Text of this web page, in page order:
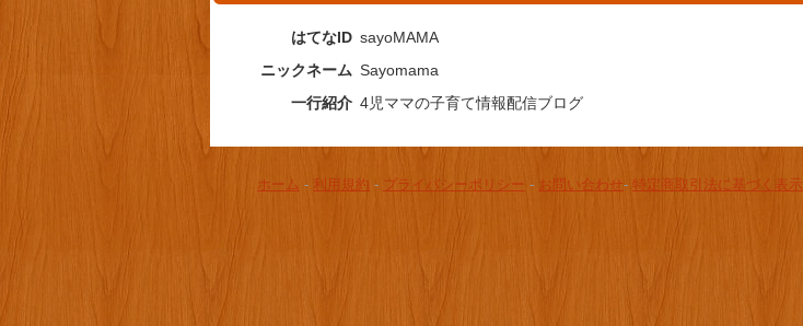
はてなID sayoMAMA
ニックネーム Sayomama
一行紹介 4児ママの子育て情報配信ブログ
ホーム - 利用規約 - プライバシーポリシー - お問い合わせ- 特定商取引法に基づく表示